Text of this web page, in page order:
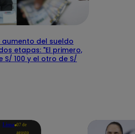
aumento del sueldo
etapas: "El primero,
S/ 100 y el otro de S/
Lima 07 de
agosto